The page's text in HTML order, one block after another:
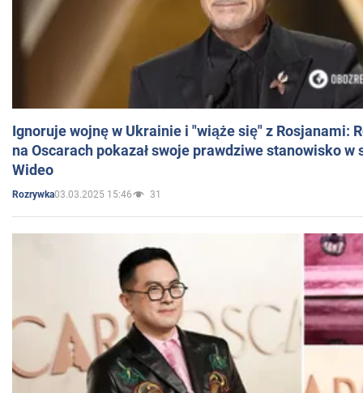
Ignoruje wojnę w Ukrainie i "wiąże się" z Rosjanami:
na Oscarach pokazał swoje prawdziwe stanowisko w
Wideo
Rozrywka03.03.2025 15:46 31